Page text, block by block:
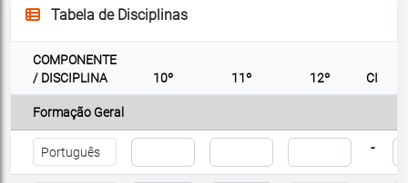
Tabela de Disciplinas
COMPONENTE
/ DISCIPLINA
10º 11º 12º CI
Formação Geral
-